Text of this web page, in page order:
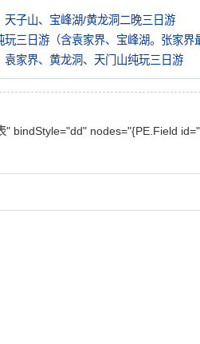
天子山、宝峰湖/黄龙洞二晚三日游
玩三日游（含袁家界、宝峰湖。张家界
袁家界、黄龙洞、天门山纯玩三日游
" bindStyle="dd" nodes="{PE.Field